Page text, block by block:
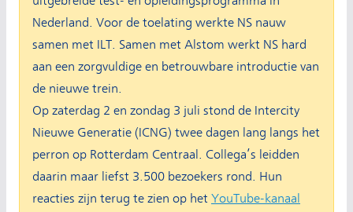
Nederland. Voor de toelating werkte NS nauw
samen met ILT. Samen met Alstom werkt NS hard
aan een zorgvuldige en betrouwbare introductie van
de nieuwe trein.
Op zaterdag 2 en zondag 3 juli stond de Intercity
Nieuwe Generatie (ICNG) twee dagen lang langs het
perron op Rotterdam Centraal. Collega’s leidden
daarin maar liefst 3.500 bezoekers rond. Hun
reacties zijn terug te zien op het YouTube-kanaal